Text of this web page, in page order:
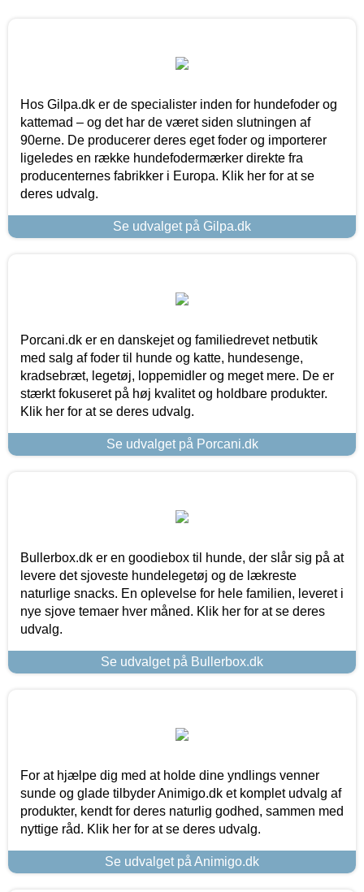
Hos Gilpa.dk er de specialister inden for hundefoder og
kattemad – og det har de været siden slutningen af
90erne. De producerer deres eget foder og importerer
ligeledes en række hundefodermærker direkte fra
producenternes fabrikker i Europa. Klik her for at se
deres udvalg.
Se udvalget på Gilpa.dk
Porcani.dk er en danskejet og familiedrevet netbutik
med salg af foder til hunde og katte, hundesenge,
kradsebræt, legetøj, loppemidler og meget mere. De er
stærkt fokuseret på høj kvalitet og holdbare produkter.
Klik her for at se deres udvalg.
Se udvalget på Porcani.dk
Bullerbox.dk er en goodiebox til hunde, der slår sig på at
levere det sjoveste hundelegetøj og de lækreste
naturlige snacks. En oplevelse for hele familien, leveret i
nye sjove temaer hver måned. Klik her for at se deres
udvalg.
Se udvalget på Bullerbox.dk
For at hjælpe dig med at holde dine yndlings venner
sunde og glade tilbyder Animigo.dk et komplet udvalg af
produkter, kendt for deres naturlig godhed, sammen med
nyttige råd. Klik her for at se deres udvalg.
Se udvalget på Animigo.dk